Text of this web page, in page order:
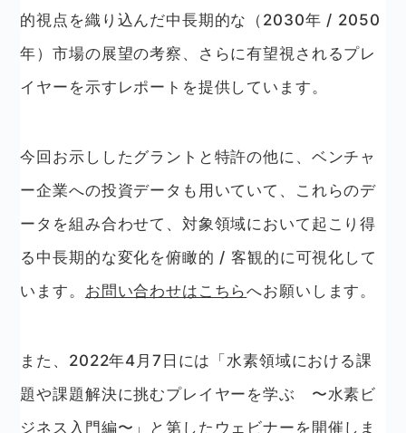
的視点を織り込んだ中長期的な（2030年 / 2050
年）市場の展望の考察、さらに有望視されるプレ
イヤーを示すレポートを提供しています。
今回お示ししたグラントと特許の他に、ベンチャ
ー企業への投資データも用いていて、これらのデ
ータを組み合わせて、対象領域において起こり得
る中長期的な変化を俯瞰的 / 客観的に可視化して
います。 お問い合わせはこちらへお願いします。
また、2022年4月7日には「水素領域における課
題や課題解決に挑むプレイヤーを学ぶ 〜水素ビ
ジネス入門編〜」と第したウェビナーを開催しま